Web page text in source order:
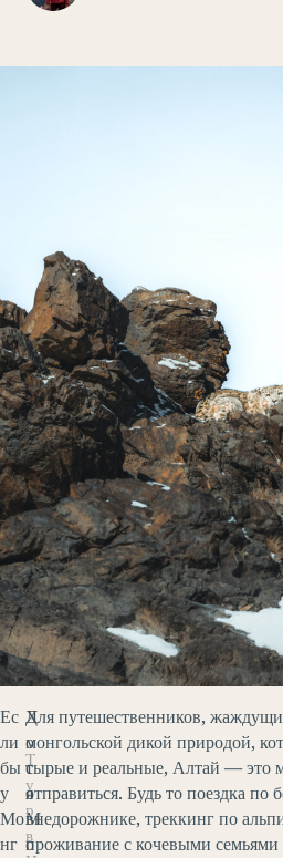
Ес
ли
бы
у
Мо
нг
Х
о
т
я
М
о
Т
у
р
в
Для путешественников,
монгольской дикой природой,
сырые и реальные, Алтай — это
отправиться. Будь то поездка по
внедорожнике, треккинг по
проживание с кочевыми